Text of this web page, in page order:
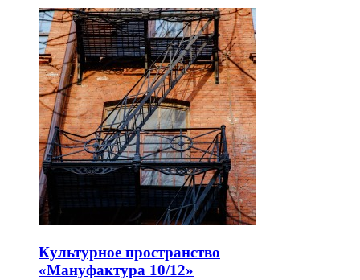
Культурное пространство
«Мануфактура 10/12»